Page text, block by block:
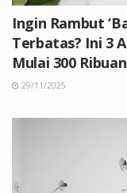
Ingin Rambut
Terbatas? Ini 3
Mulai 300
29/11/2025